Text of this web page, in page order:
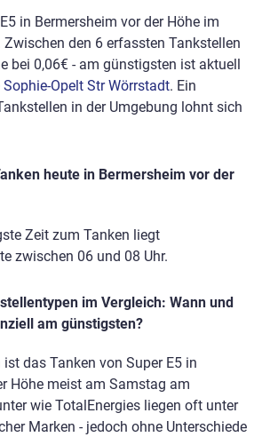
in Bermersheim vor der Höhe im
den 6 erfassten Tankstellen
bei 0,06€ - am günstigsten ist aktuell
Opelt Str Wörrstadt. Ein
in der Umgebung lohnt sich
heute in Bermersheim vor der
Zeit zum Tanken liegt
zwischen 06 und 08 Uhr.
im Vergleich: Wann und
am günstigsten?
das Tanken von Super E5 in
Höhe meist am Samstag am
wie TotalEnergies liegen oft unter
Marken - jedoch ohne Unterschiede